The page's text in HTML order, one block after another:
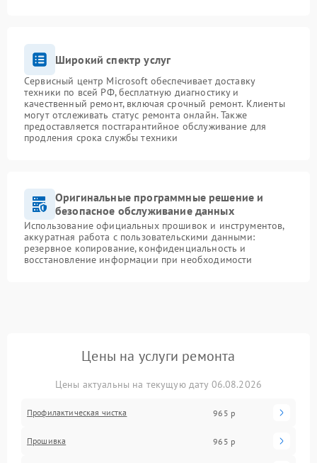
Широкий спектр услуг
Сервисный центр Microsoft обеспечивает доставку
техники по всей РФ, бесплатную диагностику и
качественный ремонт, включая срочный ремонт. Клиенты
могут отслеживать статус ремонта онлайн. Также
предоставляется постгарантийное обслуживание для
продления срока службы техники
Оригинальные программные решение и
безопасное обслуживание данных
Использование официальных прошивок и инструментов,
аккуратная работа с пользовательскими данными:
резервное копирование, конфиденциальность и
восстановление информации при необходимости
Цены на услуги ремонта
Цены актуальны на текущую дату 06.08.2026
Профилактическая чистка 965 р
Прошивка 965 р